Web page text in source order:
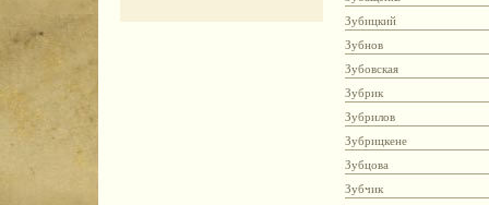
Зубицкий
Зубнов
Зубовская
Зубрик
Зубрилов
Зубрицкене
Зубцова
Зубчик